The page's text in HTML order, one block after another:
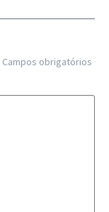
Campos obrigatórios